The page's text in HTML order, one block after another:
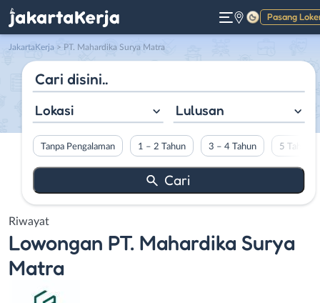
Pasang
Gelap
JakartaKerja > PT. Mahardika Surya Matra
Lokasi Lulusan
Tanpa Pengalaman 1 – 2 Tahun 3 – 4 Tahun 5 Tahun
Riwayat
Lowongan PT. Mahardika Surya
Matra